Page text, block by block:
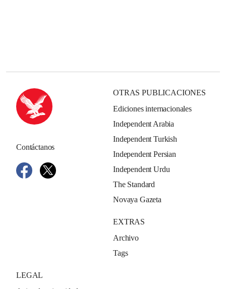
Contáctanos
OTRAS PUBLICACIONES
Ediciones internacionales
Independent Arabia
Independent Turkish
Independent Persian
Independent Urdu
The Standard
Novaya Gazeta
EXTRAS
Archivo
Tags
LEGAL